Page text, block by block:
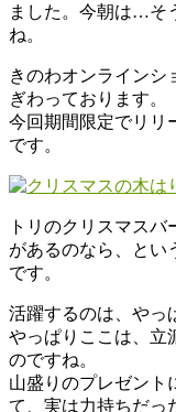
ました。今朝は…そ
ね。
きのわオンラインシ
ぎわっております。
今回期間限定でリリ
です。
トリのクリスマスバ
があるのなら、とい
です。
活躍するのは、やっ
やっぱりここは、立
のですね。
山盛りのプレゼント
て、実は力持ちだっ